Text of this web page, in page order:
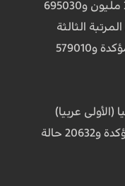
الهند في المرتبة الثانية سجلت 32 مليون و695030
في المرتبة الثالثة
سجلت 20 مليون 728605 إصابة مؤكدة و579010
المرتبة الـ22 عالميا (الأولى عربيا)
بتسجيل مليون و868352 إصابة مؤكدة و20632 حالة